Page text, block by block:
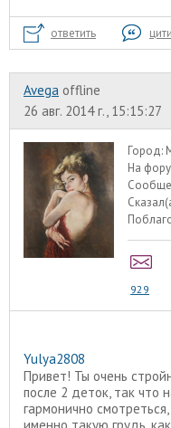
ответить
Avega offline
26 авг. 2014 г., 15:15:27
Город:
На
929
Yulya2808
Привет! Ты очень
после 2 деток, так что
гармонично